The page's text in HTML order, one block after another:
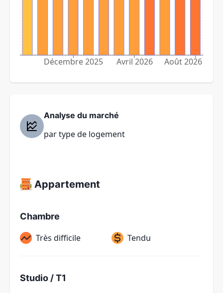
Décembre 2025 Avril 2026 Août 2026
Analyse du marché
par type de logement
Appartement
Chambre
Très difficile Tendu
Studio / T1